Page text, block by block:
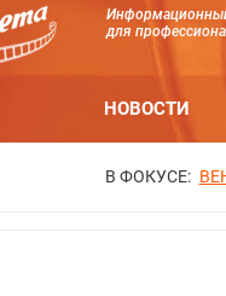
для
НОВОСТИ
В ФОКУСЕ: